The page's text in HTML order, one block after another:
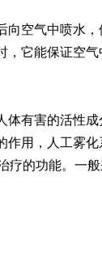
向空气中喷水
，它能保证空
体有害的活性
用，人工雾
疗的功能。一